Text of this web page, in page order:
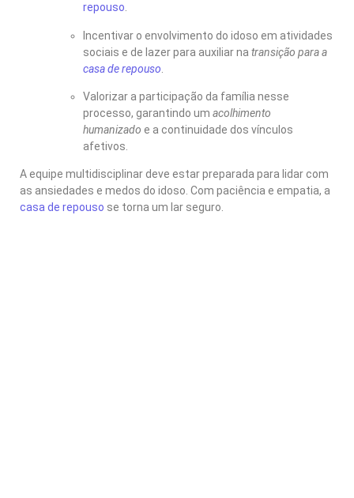
repouso.
Incentivar o envolvimento do idoso em atividades
sociais e de lazer para auxiliar na transição para a
casa de repouso
Valorizar a participação da família nesse
processo, garantindo um acolhimento
humanizado e a continuidade dos vínculos
afetivos.
A equipe multidisciplinar deve estar preparada para lidar com
as ansiedades e medos do idoso. Com paciência e empatia, a
casa de repouso se torna um lar seguro.